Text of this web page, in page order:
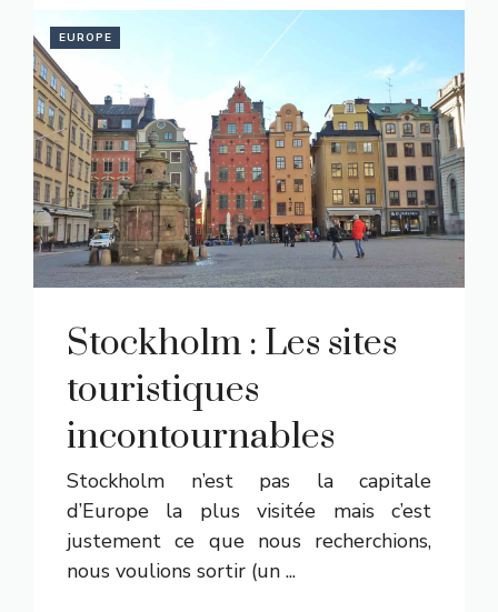
EUROPE
Stockholm : Les sites
touristiques
incontournables
Stockholm n’est pas la capitale
d’Europe la plus visitée mais c’est
justement ce que nous recherchions,
nous voulions sortir (un ...